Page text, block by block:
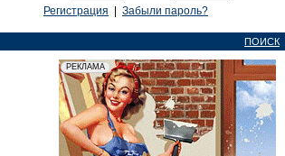
Регистрация
Забыли пароль?
ПОИСК